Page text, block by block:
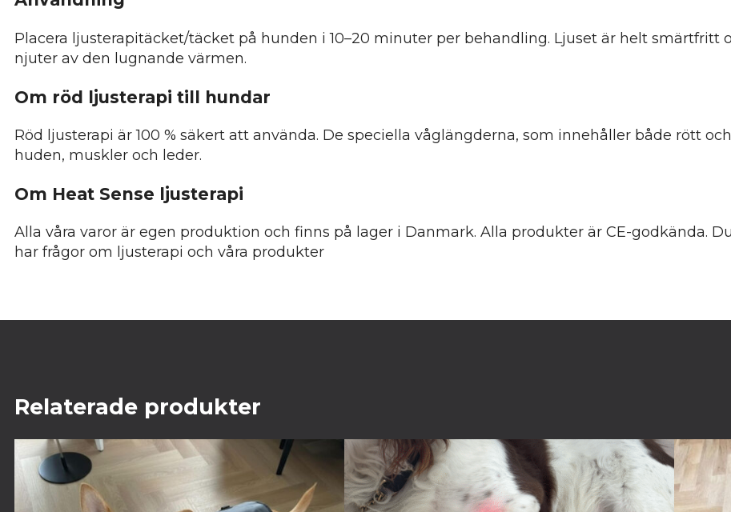
Placera ljusterapitäcket/täcket på hunden i 10–20 minuter per behandling. Ljuset är helt smärtfritt
njuter av den lugnande värmen.
Om röd ljusterapi till hundar
Röd ljusterapi är 100 % säkert att använda. De speciella våglängderna, som innehåller både rött
huden, muskler och leder.
Om Heat Sense ljusterapi
Alla våra varor är egen produktion och finns på lager i Danmark. Alla produkter är CE-godkända.
har frågor om ljusterapi och våra produkter
Relaterade produkter